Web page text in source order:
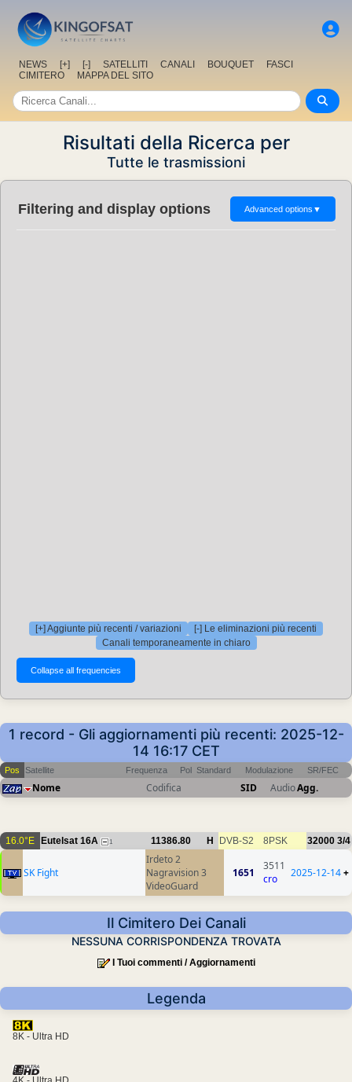
NEWS [+] [-] SATELLITI CANALI BOUQUET
FASCI
CIMITERO
MAPPA DEL SITO
Risultati della Ricerca per
Tutte le trasmissioni
Filtering and display options Advanced options ▼
[+] Aggiunte più recenti / variazioni
[-] Le eliminazioni più recenti
Canali temporaneamente in chiaro
1 record - Gli aggiornamenti più recenti: 2025-12-
14 16:17 CET
Pos Satellite Frequenza Pol Standard Modulazione SR/FEC
Nome Codifica SID AudioAgg.
16.0°E Eutelsat 16A 1 11386.80 H DVB-S2 8PSK 32000 3/4
SK Fight
Irdeto 2
Nagravision 3
VideoGuard
1651
3511
cro
2025-12-14+
Il Cimitero Dei Canali
NESSUNA CORRISPONDENZA TROVATA
I Tuoi commenti / Aggiornamenti
Legenda
8K - Ultra HD